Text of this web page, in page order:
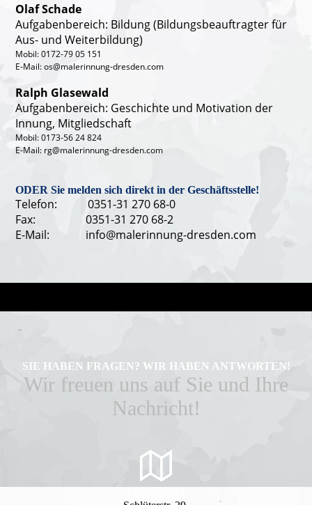
Olaf Schade
Aufgabenbereich: Bildung (Bildungsbeauftragter für
Aus- und Weiterbildung)
Mobil: 0172-79 05 151
E-Mail: os@malerinnung-dresden.com
Ralph Glasewald
Aufgabenbereich: Geschichte und Motivation der
Innung, Mitgliedschaft
Mobil: 0173-56 24 824
E-Mail: rg@malerinnung-dresden.com
ODER Sie melden sich direkt in der Geschäftsstelle!
Telefon: 0351-31 270 68-0
Fax: 0351-31 270 68-2
E-Mail: info@malerinnung-dresden.com
SIE HABEN FRAGEN? WIR HABEN ANTWORTEN!
Wir freuen uns auf Sie und Ihre
Nachricht!